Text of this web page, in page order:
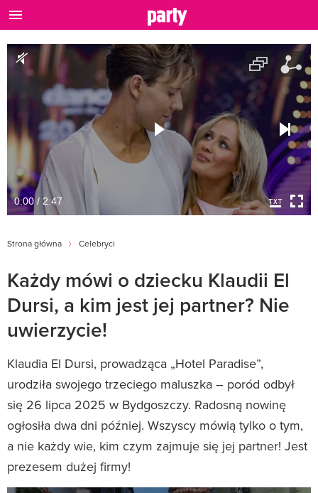
0:00 / 2:47
Strona główna Celebryci
Każdy mówi o dziecku Klaudii El
Dursi, a kim jest jej partner? Nie
uwierzycie!
Klaudia El Dursi, prowadząca „Hotel Paradise”,
urodziła swojego trzeciego maluszka – poród odbył
się 26 lipca 2025 w Bydgoszczy. Radosną nowinę
ogłosiła dwa dni później. Wszyscy mówią tylko o tym,
a nie każdy wie, kim czym zajmuje się jej partner! Jest
prezesem dużej firmy!